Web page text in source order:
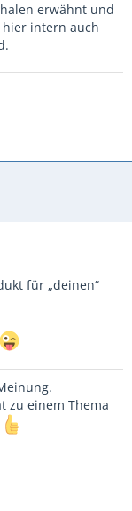
erwähnt und
intern auch
für „deinen“
zu einem Thema